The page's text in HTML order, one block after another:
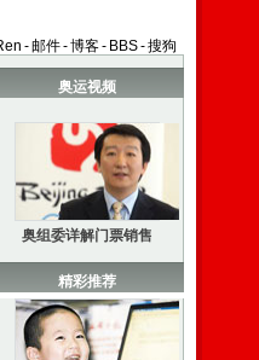
-邮件-博客- BBS-搜狗
奥运视频
奥组委详解门票销售
精彩推荐